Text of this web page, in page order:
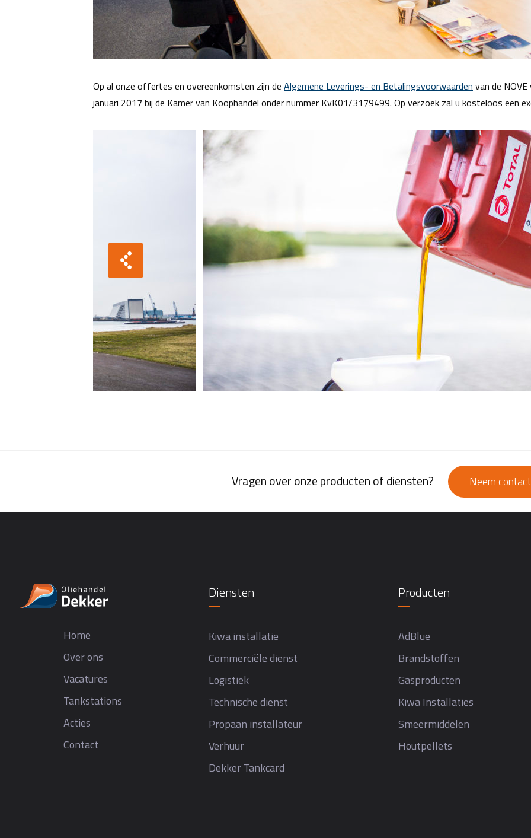
Op al onze offertes en overeenkomsten zijn de Algemene Leverings- en Betalingsvoorwaarden van de
januari 2017 bij de Kamer van Koophandel onder nummer KvK01/3179499. Op verzoek zal u kosteloos een
Vragen over onze producten of diensten? Neem
Home
Over ons
Vacatures
Tankstations
Acties
Contact
Diensten
Kiwa installatie
Commerciële dienst
Logistiek
Technische dienst
Propaan installateur
Verhuur
Dekker Tankcard
Producten
AdBlue
Brandstoffen
Gasproducten
Kiwa Installaties
Smeermiddelen
Houtpellets